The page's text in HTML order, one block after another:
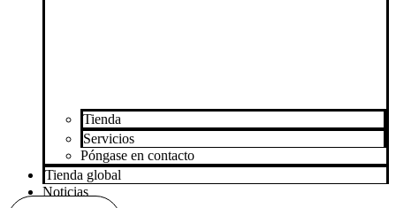
Tienda
Servicios
Póngase en contacto
Tienda global
Noticias